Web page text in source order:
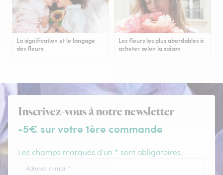
La signification et le langage
des fleurs
Les fleurs les plus abordables à
acheter selon la saison
Inscrivez-vous à notre newsletter
-5€ sur votre 1ère commande
Les champs marqués d'un * sont obligatoires.
Adresse e-mail *